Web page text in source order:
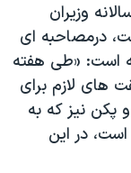
وزیران
درمصاحبه ای
است: «طی هفته
های لازم برای
پکن نیز که به
در این